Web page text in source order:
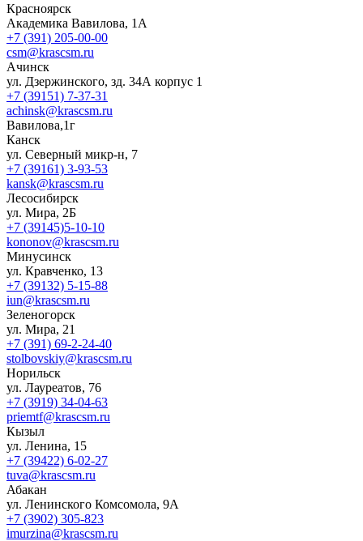
Красноярск
Академика Вавилова, 1А
+7 (391) 205-00-00
csm@krascsm.ru
Ачинск
ул. Дзержинского, зд. 34А корпус 1
+7 (39151) 7-37-31
achinsk@krascsm.ru
Вавилова,1г
Канск
ул. Северный микр-н, 7
+7 (39161) 3-93-53
kansk@krascsm.ru
Лесосибирск
ул. Мира, 2Б
+7 (39145)5-10-10
kononov@krascsm.ru
Минусинск
ул. Кравченко, 13
+7 (39132) 5-15-88
iun@krascsm.ru
Зеленогорск
ул. Мира, 21
+7 (391) 69-2-24-40
stolbovskiy@krascsm.ru
Норильск
ул. Лауреатов, 76
+7 (3919) 34-04-63
priemtf@krascsm.ru
Кызыл
ул. Ленина, 15
+7 (39422) 6-02-27
tuva@krascsm.ru
Абакан
ул. Ленинского Комсомола, 9А
+7 (3902) 305-823
imurzina@krascsm.ru